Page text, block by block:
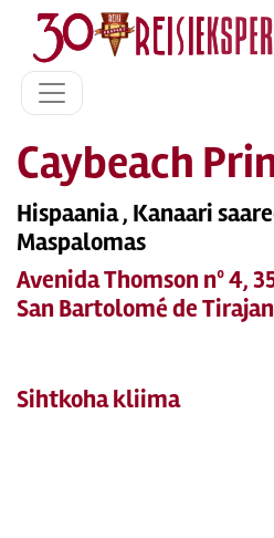
Caybeach
Hispaania , Kanaari
Maspalomas
Avenida Thomson nº 4,
San Bartolomé de
Sihtkoha kliima